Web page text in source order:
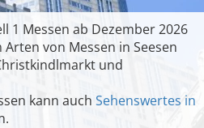
1 Messen ab Dezember 2026
von Messen in Seesen
und
kann auch Sehenswertes in